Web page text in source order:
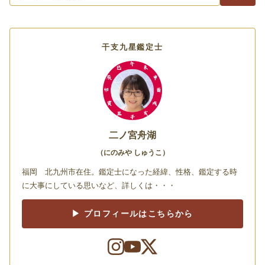
干支九星鑑定士
二ノ宮舟湖
（にのみや しゅうこ）
福岡 北九州市在住。鑑定士になった経緯、性格、鑑定する時
に大事にしている思いなど、詳しくは・・・
▶ プロフィールはこちらから